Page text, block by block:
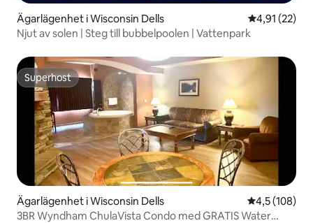
Ägarlägenhet i Wisconsin Dells 4,91 av 5 i
4,91 (22)
Njut av solen | Steg till bubbelpoolen | Vattenpark
Superhost
Superhost
Ägarlägenhet i Wisconsin Dells 4,5 av 5 i
4,5 (108)
3BR Wyndham ChulaVista Condo med GRATIS Water